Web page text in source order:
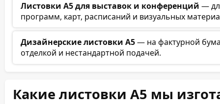
Листовки А5 для выставок и конференций —
программ, карт, расписаний и визуальных
Дизайнерские листовки А5— на фактурной
отделкой и нестандартной подачей.
Какие листовки А5 мы